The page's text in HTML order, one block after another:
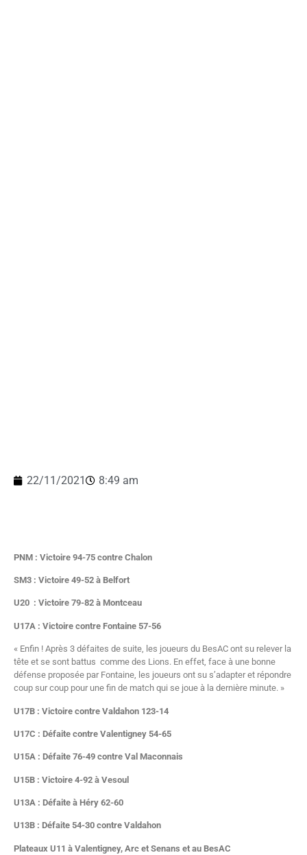
22/11/2021 8:49 am
PNM : Victoire 94-75 contre Chalon
SM3 : Victoire 49-52 à Belfort
U20 : Victoire 79-82 à Montceau
U17A : Victoire contre Fontaine 57-56
« Enfin ! Après 3 défaites de suite, les joueurs du BesAC ont su relever la
tête et se sont battus comme des Lions. En effet, face à une bonne
défense proposée par Fontaine, les joueurs ont su s’adapter et répondre
coup sur coup pour une fin de match qui se joue à la dernière minute. »
U17B : Victoire contre Valdahon 123-14
U17C : Défaite contre Valentigney 54-65
U15A : Défaite 76-49 contre Val Maconnais
U15B : Victoire 4-92 à Vesoul
U13A : Défaite à Héry 62-60
U13B : Défaite 54-30 contre Valdahon
Plateaux U11 à Valentigney, Arc et Senans et au BesAC